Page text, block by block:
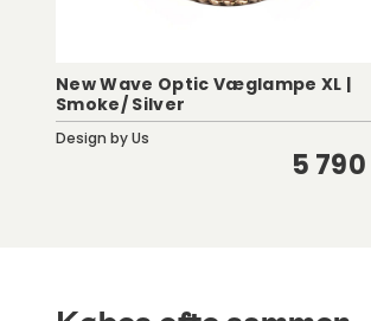
New Wave Optic Væglampe XL |
Smoke/ Silver
Design by Us
5